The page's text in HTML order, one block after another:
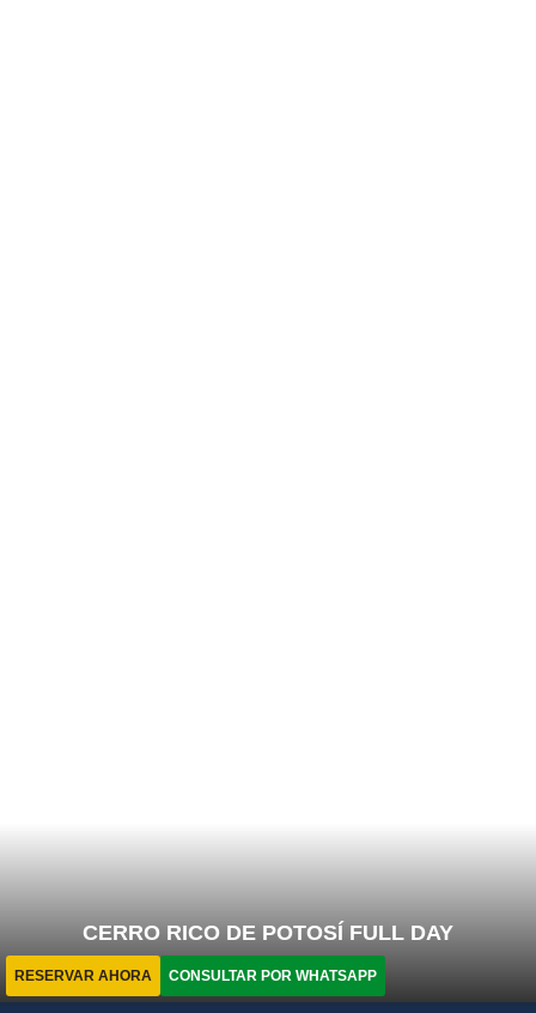
CERRO RICO DE POTOSÍ FULL DAY
RESERVAR AHORA CONSULTAR POR WHATSAPP